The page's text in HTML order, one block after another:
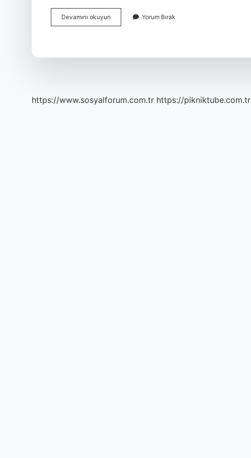
Devamını okuyun Enfeksiyon
Bölümüne
Yorum Bırak
https://www.sosyalforum.com.tr https://pikniktube.com.tr